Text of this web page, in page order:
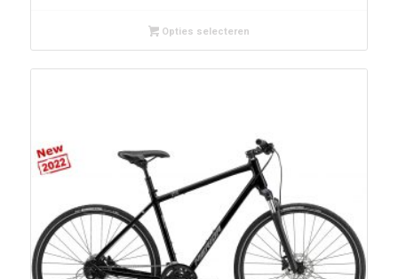
Opties selecteren